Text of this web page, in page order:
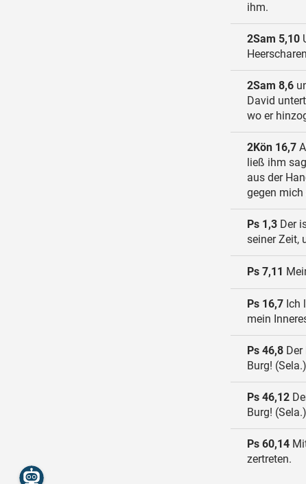
ihm.
2Sam 5,10
2Sam 8,6
David
wo er
2Kön 16,7
ließ ihm
aus der
gegen
Ps 1,3 Der
seiner Zeit,
Ps 7,11
Ps 16,7 Ich
mein
Ps 46,8
Burg! (Sela.)
Ps 46,12
Burg! (Sela.)
Ps 60,14
zertreten.